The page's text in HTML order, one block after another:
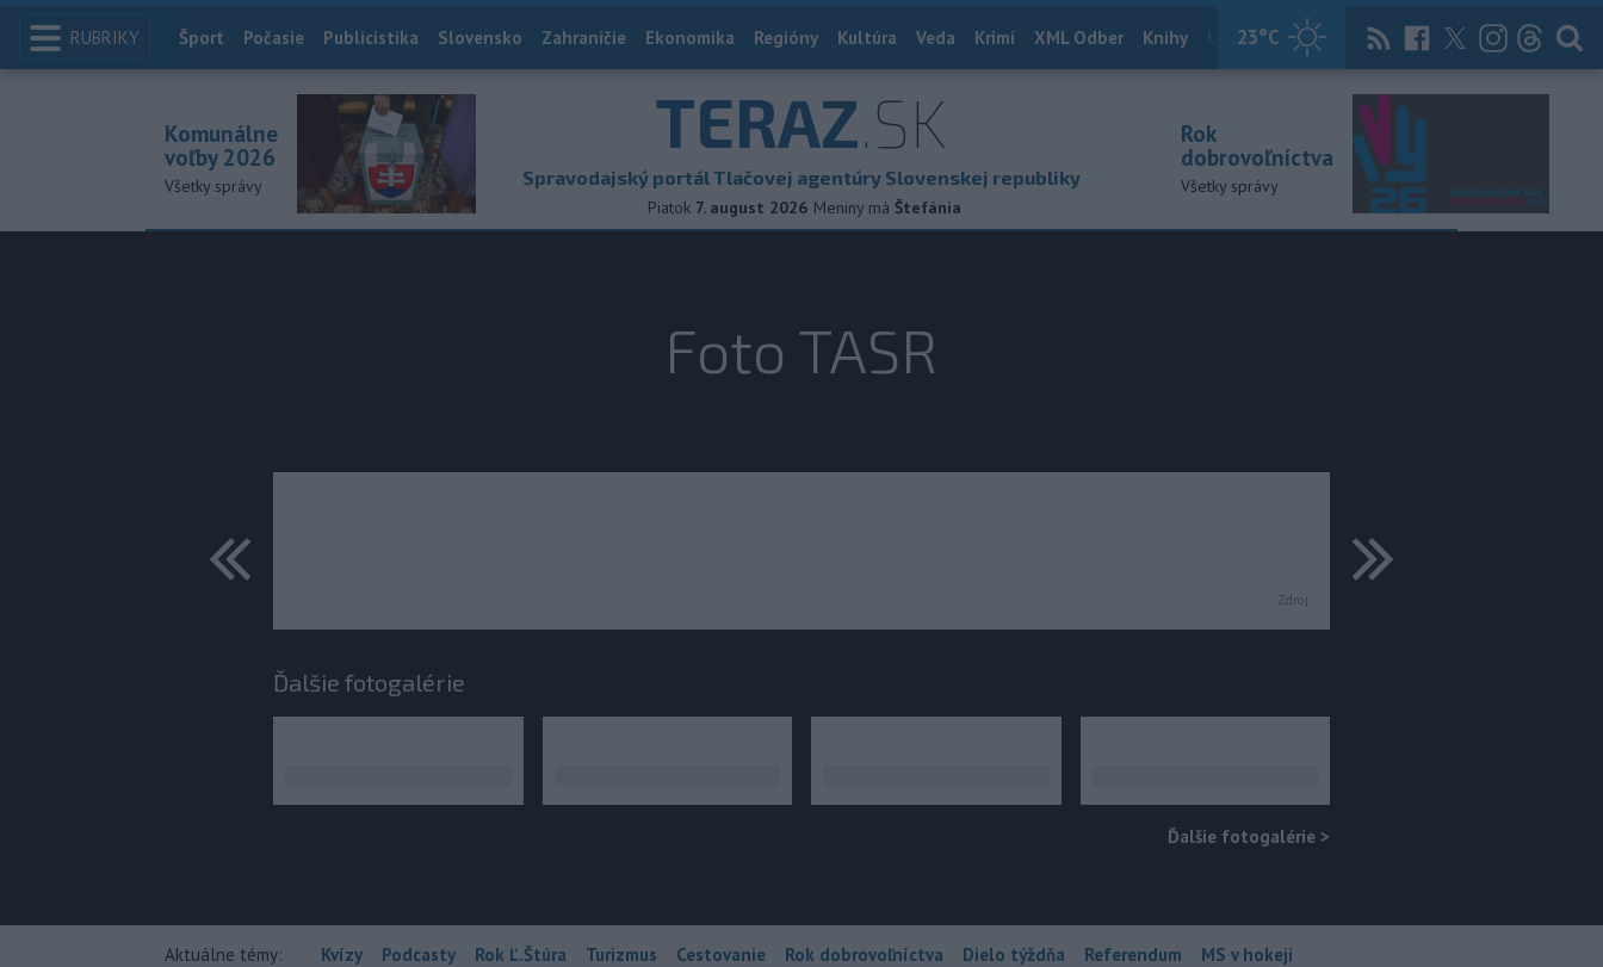
RUBRIKY 23°C
Index
Šport Počasie Publicistika Slovensko Zahraničie Ekonomika Regióny Kultúra Veda Krimi XML Odber Knihy Útulkovo Magazín News Now Archív
TERAZ.SK
Spravodajský portál Tlačovej agentúry Slovenskej republiky
Piatok 7. august 2026 Meniny má Štefánia
Komunálne
voľby 2026
Všetky správy
Rok
dobrovoľníctva
Všetky správy
Foto TASR
Zdroj:
predchádzajúce ďalšie
Ďalšie fotogalérie
Ďalšie fotogalérie >
Aktuálne témy: Kvízy Podcasty Rok Ľ.Štúra Turizmus Cestovanie Rok dobrovoľníctva Dielo týždňa Referendum MS v hokeji